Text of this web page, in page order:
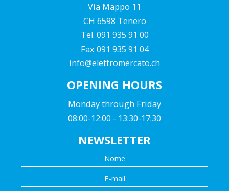
Via Mappo 11
CH 6598 Tenero
Tel. 091 935 91 00
Fax 091 935 91 04
info@elettromercato.ch
OPENING HOURS
Monday through Friday
08:00-12:00 - 13:30-17:30
NEWSLETTER